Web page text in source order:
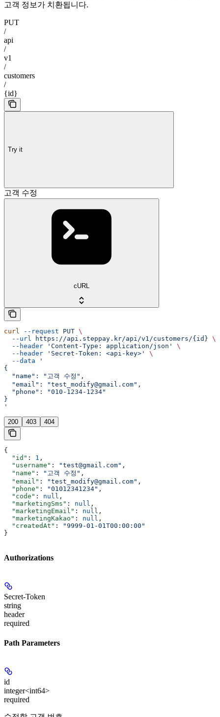
고객 정보가 치환됩니다.
PUT
/
api
/
v1
/
customers
/
{id}
Try it
고객 수정
cURL
curl --request PUT \
  --url
https://api.steppay.kr/api/v1/customers/{id} \
  --header
'Content-Type: application/json'
\
  --header
'Secret-Token: <api-key>'
\
  --data
'
{
  "name": "고객 수정",
  "email": "test_modify@gmail.com",
  "phone": "010-1234-1234"
}
'
200 403 404
{
  "id"
: 1 ,
  "username"
: "test@gmail.com" ,
  "name"
: "고객 수정" ,
  "email"
: "test_modify@gmail.com" ,
  "phone"
: "01012341234" ,
  "code"
: null ,
  "marketingSms"
: null ,
  "marketingEmail"
: null ,
  "marketingKakao"
: null ,
  "createdAt"
:
"9999-01-01T00:00:00"
}
Authorizations
Secret-Token
string
header
required
Path Parameters
id
integer<int64>
required